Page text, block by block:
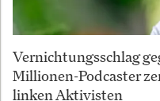
Vernichtungsschlag
Millionen-Podcaster
linken Aktivisten